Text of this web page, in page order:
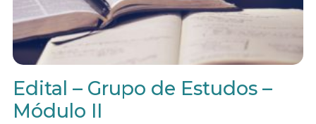
Edital – Grupo de Estudos –
Módulo II